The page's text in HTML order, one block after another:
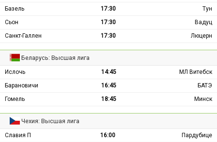
Базель
17:30
Тун
Сьон
17:30
Вадуц
Санкт-Галлен
17:30 Люцерн
Беларусь: Высшая лига
Ислочь 14:45
МЛ Витебск
Барановичи
16:45
БАТЭ
Гомель
18:45 Минск
Чехия: Высшая лига
Славия П 16:00
Пардубице